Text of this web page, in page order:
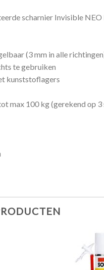
scharnier Invisible
(3 mm in alle
te gebruiken
kunststoflagers
max 100 kg (gerekend op